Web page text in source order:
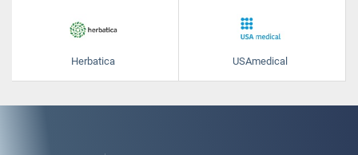
Herbatica USAmedical